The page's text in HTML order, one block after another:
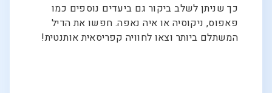
כך שניתן לשלב ביקור גם ביעדים נוספים כמו
פאפוס, ניקוסיה או איה נאפה. חפשו את הדיל
המשתלם ביותר וצאו לחוויה קפריסאית אותנטית!